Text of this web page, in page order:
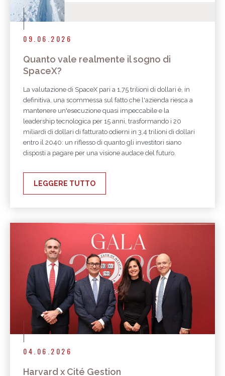
09.06.2026
Quanto vale realmente il sogno di
SpaceX?
La valutazione di SpaceX pari a 1,75 trilioni di dollari è, in
definitiva, una scommessa sul fatto che l'azienda riesca a
mantenere un'esecuzione quasi impeccabile e la
leadership tecnologica per 15 anni, trasformando i 20
miliardi di dollari di fatturato odierni in 3,4 trilioni di dollari
entro il 2040: un riflesso di quanto gli investitori siano
disposti a pagare per una visione audace del futuro.
LEGGERE TUTTO
04.06.2026
Harvard x Cité Gestion